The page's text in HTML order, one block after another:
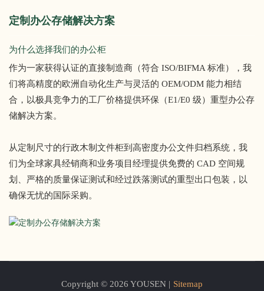
定制办公存储解决方案
为什么选择我们的办公柜
作为一家获得认证的直接制造商（符合 ISO/BIFMA 标准），我
们将高精度的欧洲自动化生产与灵活的 OEM/ODM 能力相结
合，以极具竞争力的工厂价格提供环保（E1/E0 级）重型办公存
储解决方案。
从定制尺寸的行政木制文件柜到高密度办公文件归档系统，我
们为全球家具经销商和业务项目经理提供免费的 CAD 空间规
划、严格的质量保证测试和经过跌落测试的重型出口包装，以
确保无忧的国际采购。
Copyright © 2026 YOUSEN | Sitemap